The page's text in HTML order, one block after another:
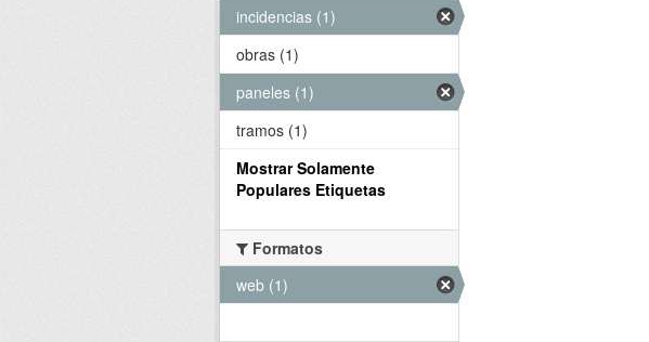
incidencias (1)
obras (1)
paneles (1)
tramos (1)
Mostrar Solamente
Populares Etiquetas
Formatos
web (1)